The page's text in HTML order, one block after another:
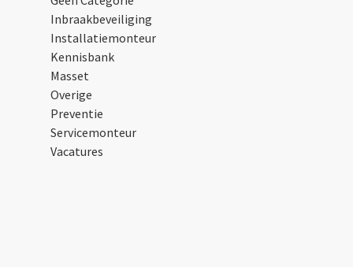
Inbraakbeveiliging
Installatiemonteur
Kennisbank
Masset
Overige
Preventie
Servicemonteur
Vacatures